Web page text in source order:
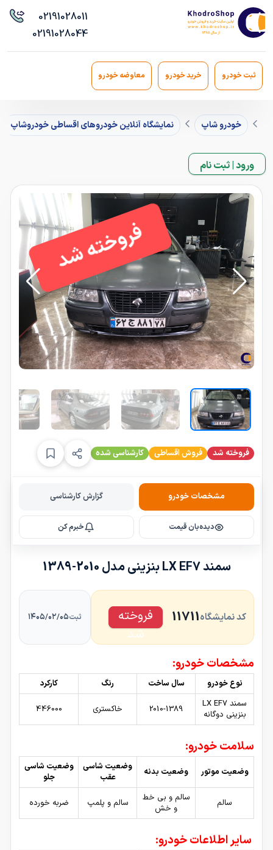
02191028011
02191028044
ثبت خودرو خرید خودرو معاوضه خودرو
خودرو شاپ نمایشگاه آنلاین خودروهای اقساطی خودروشاپ
ورود | ثبت نام
فروخته شد
فروخته شد فروش اقساطی کارشناسی شده
مشخصات خودرو گزارش کارشناسی
دیده‌بان قیمت خبرم کن
سمند LX EF7 بنزینی مدل 2010-1389
کد نمایشگاه11711
فروخته
شد
ثبت۱۴۰۵/۰۲/۰۵
مشخصات خودرو:
نوع خودرو سال ساخت رنگ
کارکرد
سمند LX EF7
بنزینی دوگانه
2010-1389 خاکستری 446000
سلامت خودرو:
وضعیت موتور وضعیت بدنه
وضعیت شاسی
عقب
وضعیت شاسی
جلو
سالم
سالم و بی خط
و خش
سالم و پلمپ ضربه خورده
سایر اطلاعات خودرو: